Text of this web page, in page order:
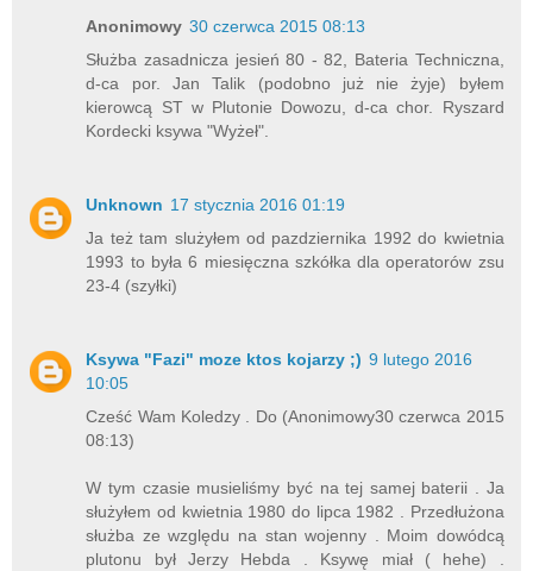
Anonimowy 30 czerwca 2015 08:13
Służba zasadnicza jesień 80 - 82, Bateria Techniczna,
d-ca por. Jan Talik (podobno już nie żyje) byłem
kierowcą ST w Plutonie Dowozu, d-ca chor. Ryszard
Kordecki ksywa "Wyżeł".
Unknown 17 stycznia 2016 01:19
Ja też tam slużyłem od pazdziernika 1992 do kwietnia
1993 to była 6 miesięczna szkółka dla operatorów zsu
23-4 (szyłki)
Ksywa "Fazi" moze ktos kojarzy ;) 9 lutego 2016
10:05
Cześć Wam Koledzy . Do (Anonimowy30 czerwca 2015
08:13)
W tym czasie musieliśmy być na tej samej baterii . Ja
służyłem od kwietnia 1980 do lipca 1982 . Przedłużona
służba ze względu na stan wojenny . Moim dowódcą
plutonu był Jerzy Hebda . Ksywę miał ( hehe) .